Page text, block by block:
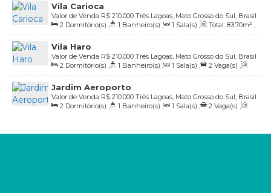
Vila Carioca
R$ 210.000
Valor de Venda
Três Lagoas, Mato Grosso do Sul, Brasil
2 Dormitório(s) , 1 Banheiro(s) , 1 Sala(s) , Total: 83.70m² ,
1 Vaga(s) , Útil: 52.68m²
Vila Haro
R$ 210.000
Valor de Venda
Três Lagoas, Mato Grosso do Sul, Brasil
2 Dormitório(s) , 1 Banheiro(s) , 1 Sala(s) , 2 Vaga(s) ,
Útil: 57.37m²
Jardim Aeroporto
R$ 210.000
Valor de Venda
Três Lagoas, Mato Grosso do Sul, Brasil
2 Dormitório(s) , 1 Banheiro(s) , 1 Sala(s) , 2 Vaga(s) ,